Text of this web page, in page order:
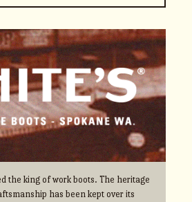
the king of work boots. The heritage
has been kept over its